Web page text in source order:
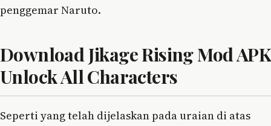
penggemar Naruto.
Download Jikage Rising Mod APK
Unlock All Characters
Seperti yang telah dijelaskan pada uraian di atas